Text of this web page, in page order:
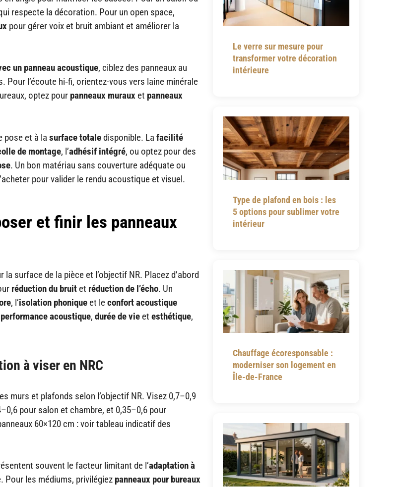
respecte la décoration. Pour un open space,
pour gérer voix et bruit ambiant et améliorer la
un panneau acoustique, ciblez des panneaux au
l’écoute hi‑fi, orientez-vous vers laine minérale
optez pour panneaux muraux et panneaux
pose et à la surface totaledisponible. La facilité
de montage, l’adhésif intégré, ou optez pour des
. Un bon matériau sans couverture adéquate ou
pour valider le rendu acoustique et visuel.
et finir les panneaux
surface de la pièce et l’objectif NR. Placez d’abord
réduction du bruit et réduction de l’écho. Un
, l’isolation phonique et leconfort acoustique
performance acoustique, durée de vie et esthétique,
à viser en NRC
murs et plafonds selon l’objectif NR. Visez 0,7–0,9
pour salon et chambre, et 0,35–0,6 pour
60×120 cm : voir tableau indicatif des
souvent le facteur limitant de l’adaptation à
Pour les médiums, privilégiez panneaux pour bureaux
Le verre sur mesure pour
transformer votre décoration
intérieure
Type de plafond en bois : les
5 options pour sublimer votre
intérieur
Chauffage écoresponsable :
moderniser son logement en
Île-de-France